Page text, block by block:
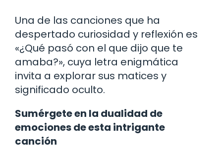
Una de las canciones que ha
despertado curiosidad y reflexión es
«¿Qué pasó con el que dijo que te
amaba?», cuya letra enigmática
invita a explorar sus matices y
significado oculto.
Sumérgete en la dualidad de
emociones de esta intrigante
canción